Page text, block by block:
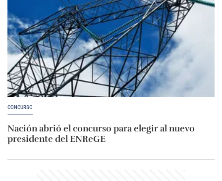
CONCURSO
Nación abrió el concurso para elegir al nuevo
presidente del ENReGE